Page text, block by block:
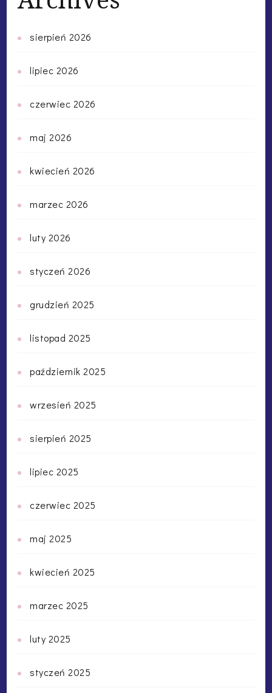
sierpień 2026
lipiec 2026
czerwiec 2026
maj 2026
kwiecień 2026
marzec 2026
luty 2026
styczeń 2026
grudzień 2025
listopad 2025
październik 2025
wrzesień 2025
sierpień 2025
lipiec 2025
czerwiec 2025
maj 2025
kwiecień 2025
marzec 2025
luty 2025
styczeń 2025